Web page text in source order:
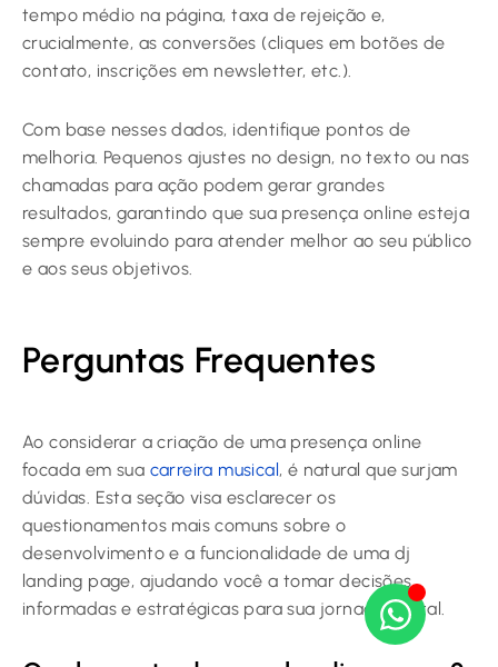
tempo médio na página, taxa de rejeição e,
crucialmente, as conversões (cliques em botões de
contato, inscrições em newsletter, etc.).
Com base nesses dados, identifique pontos de
melhoria. Pequenos ajustes no design, no texto ou nas
chamadas para ação podem gerar grandes
resultados, garantindo que sua presença online esteja
sempre evoluindo para atender melhor ao seu público
e aos seus objetivos.
Perguntas Frequentes
Ao considerar a criação de uma presença online
focada em sua carreira musical , é natural que surjam
dúvidas. Esta seção visa esclarecer os
questionamentos mais comuns sobre o
desenvolvimento e a funcionalidade de uma dj
landing page, ajudando você a tomar decisões
informadas e estratégicas para sua jornada digital.